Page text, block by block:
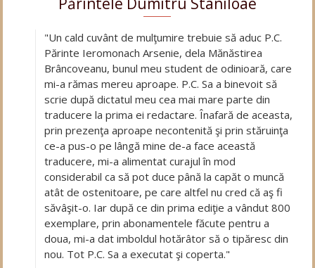
"Un cald cuvânt de mulţumire trebuie să aduc P.C.
Părinte Ieromonach Arsenie, dela Mănăstirea
Brâncoveanu, bunul meu student de odinioară, care
mi-a rămas mereu aproape. P.C. Sa a binevoit să
scrie după dictatul meu cea mai mare parte din
traducere la prima ei redactare. Înafară de aceasta,
prin prezenţa aproape necontenită şi prin stăruinţa
ce-a pus-o pe lângă mine de-a face această
traducere, mi-a alimentat curajul în mod
considerabil ca să pot duce până la capăt o muncă
atât de ostenitoare, pe care altfel nu cred că aş fi
săvâşit-o. Iar după ce din prima ediţie a vândut 800
exemplare, prin abonamentele făcute pentru a
doua, mi-a dat imboldul hotărâtor să o tipăresc din
nou. Tot P.C. Sa a executat şi coperta."